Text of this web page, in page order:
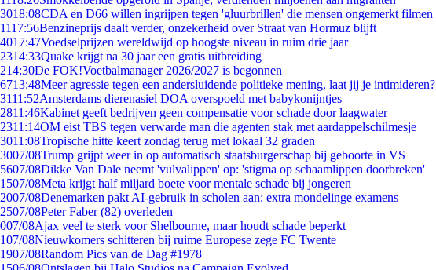
3018:08CDA en D66 willen ingrijpen tegen 'gluurbrillen' die mensen ongemerkt filmen
1117:56Benzineprijs daalt verder, onzekerheid over Straat van Hormuz blijft
4017:47Voedselprijzen wereldwijd op hoogste niveau in ruim drie jaar
2314:33Quake krijgt na 30 jaar een gratis uitbreiding
214:30De FOK!Voetbalmanager 2026/2027 is begonnen
6713:48Meer agressie tegen een andersluidende politieke mening, laat jij je intimideren?
3111:52Amsterdams dierenasiel DOA overspoeld met babykonijntjes
2811:46Kabinet geeft bedrijven geen compensatie voor schade door laagwater
2311:14OM eist TBS tegen verwarde man die agenten stak met aardappelschilmesje
3011:08Tropische hitte keert zondag terug met lokaal 32 graden
3007/08Trump grijpt weer in op automatisch staatsburgerschap bij geboorte in VS
5607/08Dikke Van Dale neemt 'vulvalippen' op: 'stigma op schaamlippen doorbreken'
1507/08Meta krijgt half miljard boete voor mentale schade bij jongeren
2007/08Denemarken pakt AI-gebruik in scholen aan: extra mondelinge examens
2507/08Peter Faber (82) overleden
007/08Ajax veel te sterk voor Shelbourne, maar houdt schade beperkt
107/08Nieuwkomers schitteren bij ruime Europese zege FC Twente
1907/08Random Pics van de Dag #1978